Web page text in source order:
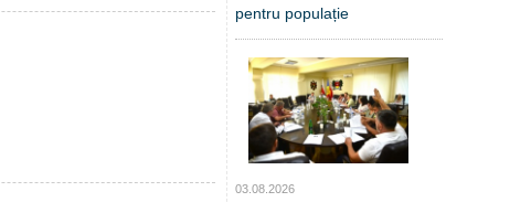
pentru populație
03.08.2026